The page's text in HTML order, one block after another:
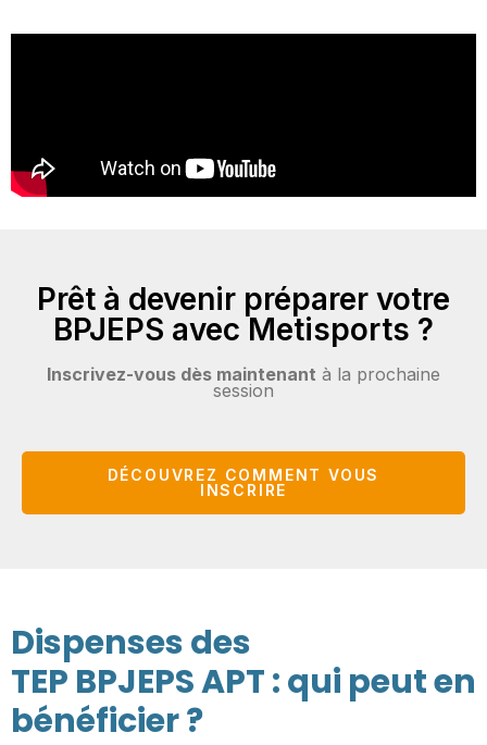
Prêt à devenir préparer votre
BPJEPS avec Metisports ?
Inscrivez-vous dès maintenant à la prochaine
session
DÉCOUVREZ COMMENT VOUS
INSCRIRE
Dispenses des
TEP BPJEPS APT : qui peut en
bénéficier ?